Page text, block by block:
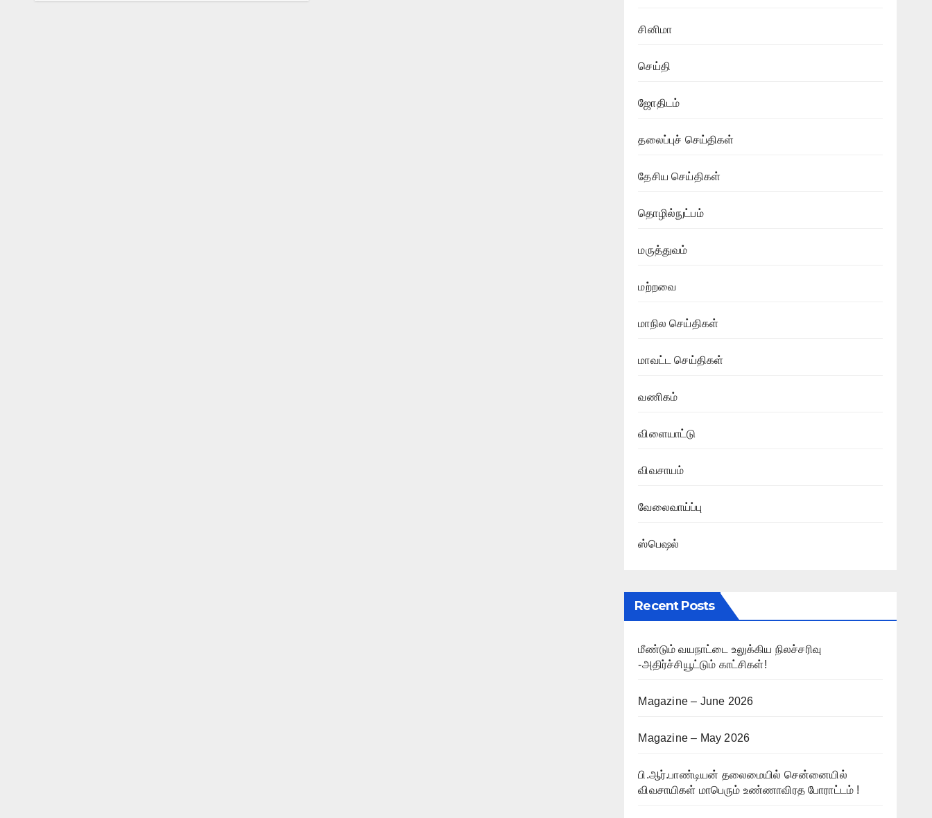
சினிமா
செய்தி
ஜோதிடம்
தலைப்புச் செய்திகள்
தேசிய செய்திகள்
தொழில்நுட்பம்
மருத்துவம்
மற்றவை
மாநில செய்திகள்
மாவட்ட செய்திகள்
வணிகம்
விளையாட்டு
விவசாயம்
வேலைவாய்ப்பு
ஸ்பெஷல்
Recent Posts
மீண்டும் வயநாட்டை உலுக்கிய நிலச்சரிவு
-அதிர்ச்சியூட்டும் காட்சிகள்!
Magazine – June 2026
Magazine – May 2026
பி.ஆர்.பாண்டியன் தலைமையில் சென்னையில்
விவசாயிகள் மாபெரும் உண்ணாவிரத போராட்டம் !